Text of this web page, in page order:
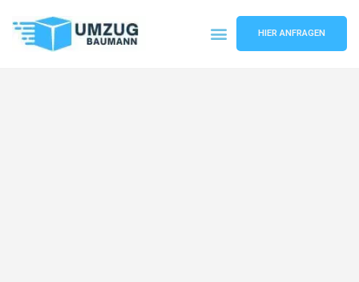
HIER ANFRAGEN